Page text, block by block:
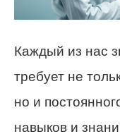
Каждый из нас
требует не
но и
навыков и